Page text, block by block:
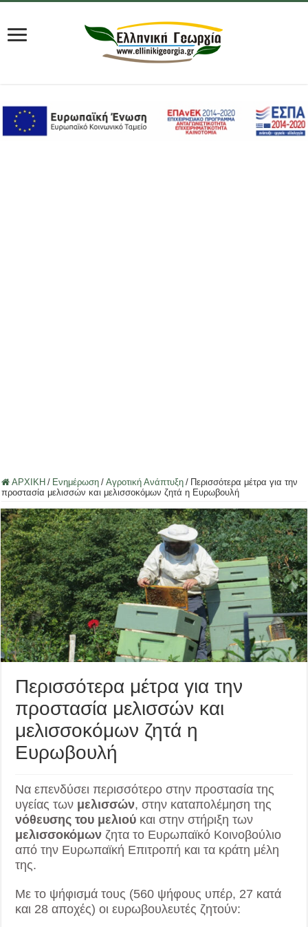
ΑΡΧΙΚΗ / Ενημέρωση / Αγροτική Ανάπτυξη / Περισσότερα μέτρα για την
προστασία μελισσών και μελισσοκόμων ζητά η Ευρωβουλή
Περισσότερα μέτρα για την
προστασία μελισσών και
μελισσοκόμων ζητά η
Ευρωβουλή
Να επενδύσει περισσότερο στην προστασία της
υγείας των μελισσών, στην καταπολέμηση της
νόθευσης του μελιού και στην στήριξη των
μελισσοκόμων ζητα το Ευρωπαϊκό Κοινοβούλιο
από την Ευρωπαϊκή Επιτροπή και τα κράτη μέλη
της.
Με το ψήφισμά τους (560 ψήφους υπέρ, 27 κατά
και 28 αποχές) οι ευρωβουλευτές ζητούν: